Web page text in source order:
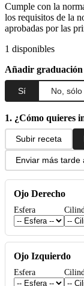
Cumple con la
los requisitos de la
aprobadas por las
1 disponibles
Añadir graduación
Sí No,
1. ¿Cómo quieres
Subir receta
Enviar más tarde
Ojo Derecho
Esfera
Ojo Izquierdo
Esfera